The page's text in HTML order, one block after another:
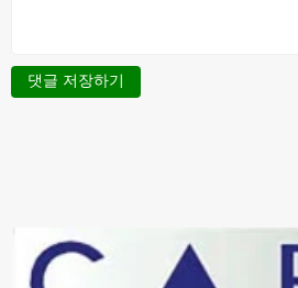
댓글 저장하기